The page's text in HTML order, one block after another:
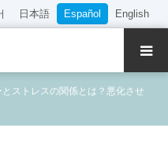
日本語 Español English
とストレスの関係とは？悪化させ